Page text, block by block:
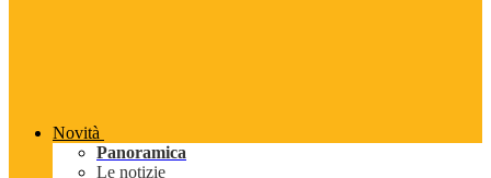
Novità
Panoramica
Le notizie